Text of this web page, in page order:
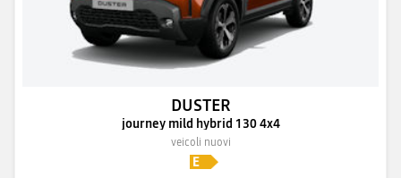
DUSTER
journey mild hybrid 130 4x4
veicoli nuovi